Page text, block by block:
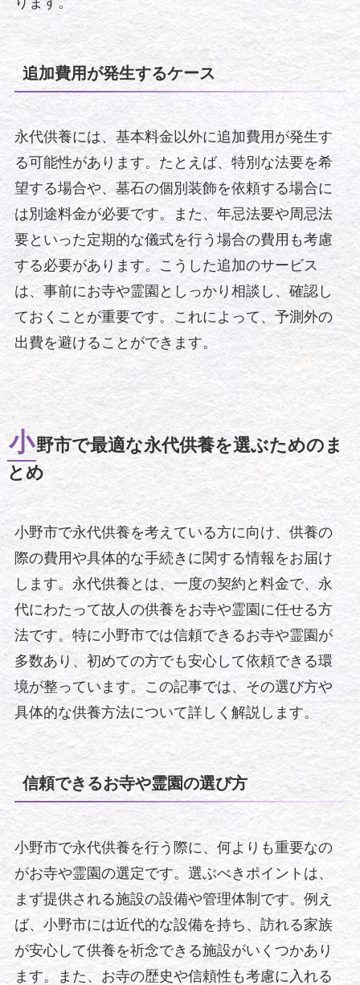
追加費用が発生するケース
永代供養には、基本料金以外に追加費用が発生す
る可能性があります。たとえば、特別な法要を希
望する場合や、墓石の個別装飾を依頼する場合に
は別途料金が必要です。また、年忌法要や周忌法
要といった定期的な儀式を行う場合の費用も考慮
する必要があります。こうした追加のサービス
は、事前にお寺や霊園としっかり相談し、確認し
ておくことが重要です。これによって、予測外の
出費を避けることができます。
小野市で最適な永代供養を選ぶためのま
とめ
小野市で永代供養を考えている方に向け、供養の
際の費用や具体的な手続きに関する情報をお届け
します。永代供養とは、一度の契約と料金で、永
代にわたって故人の供養をお寺や霊園に任せる方
法です。特に小野市では信頼できるお寺や霊園が
多数あり、初めての方でも安心して依頼できる環
境が整っています。この記事では、その選び方や
具体的な供養方法について詳しく解説します。
信頼できるお寺や霊園の選び方
小野市で永代供養を行う際に、何よりも重要なの
がお寺や霊園の選定です。選ぶべきポイントは、
まず提供される施設の設備や管理体制です。例え
ば、小野市には近代的な設備を持ち、訪れる家族
が安心して供養を祈念できる施設がいくつかあり
ます。また、お寺の歴史や信頼性も考慮に入れる